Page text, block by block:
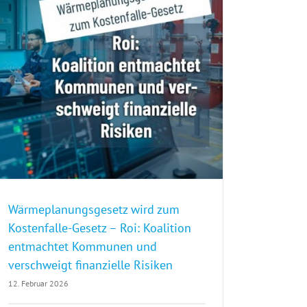
Wärmeplanungsgesetz wird zum
Kostenfalle-Gesetz – Roi: Koalition
entmachtet Kommunen und
verschweigt finanzielle Risiken
12. Februar 2026